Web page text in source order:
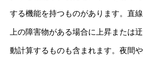
する機能を持つものがあります。直
上の障害物がある場合に上昇または
動計算するものも含まれます。夜間